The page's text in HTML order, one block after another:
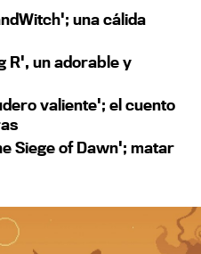
una cálida
R', un adorable y
valiente'; el cuento
Siege of Dawn'; matar